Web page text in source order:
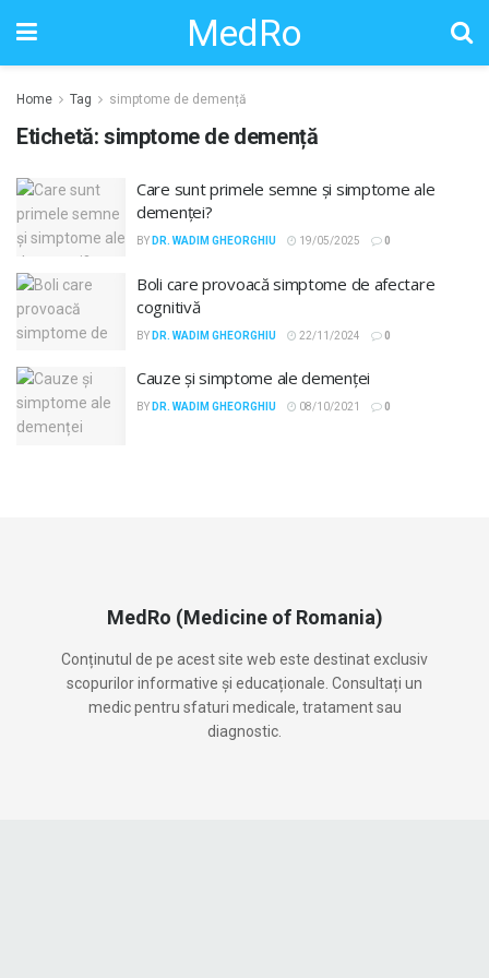
MedRo
Home Tag simptome de demență
Etichetă: simptome de demență
Care sunt primele semne și simptome ale
demenței?
BY DR. WADIM GHEORGHIU 19/05/2025 0
Boli care provoacă simptome de afectare
cognitivă
BY DR. WADIM GHEORGHIU 22/11/2024 0
Cauze și simptome ale demenței
BY DR. WADIM GHEORGHIU 08/10/2021 0
MedRo (Medicine of Romania)
Conținutul de pe acest site web este destinat exclusiv
scopurilor informative și educaționale. Consultați un
medic pentru sfaturi medicale, tratament sau
diagnostic.